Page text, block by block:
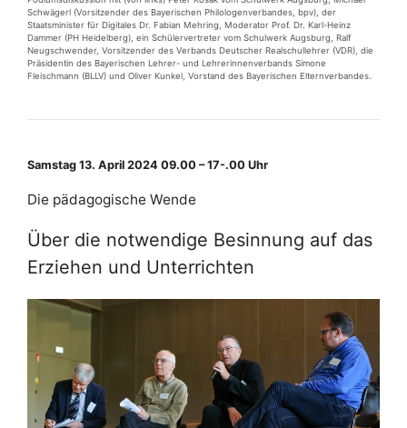
Schwägerl (Vorsitzender des Bayerischen Philologenverbandes, bpv), der
Staatsminister für Digitales Dr. Fabian Mehring, Moderator Prof. Dr. Karl-Heinz
Dammer (PH Heidelberg), ein Schülervertreter vom Schulwerk Augsburg, Ralf
Neugschwender, Vorsitzender des Verbands Deutscher Realschullehrer (VDR), die
Präsidentin des Bayerischen Lehrer- und Lehrerinnenverbands Simone
Fleischmann (BLLV) und Oliver Kunkel, Vorstand des Bayerischen Elternverbandes.
Samstag 13. April 2024 09.00 – 17-.00 Uhr
Die pädagogische Wende
Über die notwendige Besinnung auf das
Erziehen und Unterrichten